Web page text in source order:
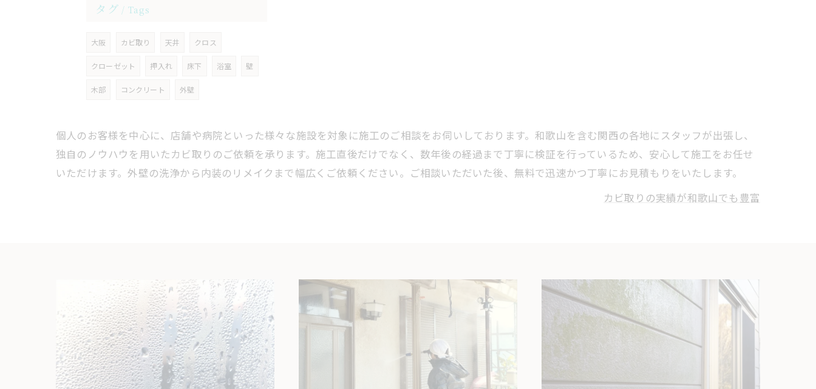
タグ Tags
大阪 カビ取り 天井 クロス
クローゼット 押入れ 床下 浴室 壁
木部 コンクリート 外壁
個人のお客様を中心に、店舗や病院といった様々な施設を対象に施工のご相談をお伺いしております。和歌山を含む関西の各地にスタッフが出張し、
独自のノウハウを用いたカビ取りのご依頼を承ります。施工直後だけでなく、数年後の経過まで丁寧に検証を行っているため、安心して施工をお任せ
いただけます。外壁の洗浄から内装のリメイクまで幅広くご依頼ください。ご相談いただいた後、無料で迅速かつ丁寧にお見積もりをいたします。
カビ取りの実績が和歌山でも豊富